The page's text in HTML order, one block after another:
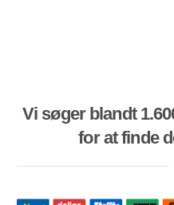
Vi søger blandt
for at finde